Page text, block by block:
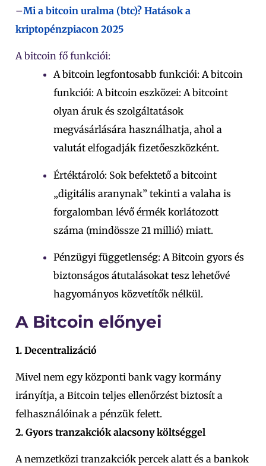
–Mi a bitcoin uralma (btc)? Hatások a
kriptopénzpiacon 2025
A bitcoin fő funkciói:
A bitcoin legfontosabb funkciói: A bitcoin
funkciói: A bitcoin eszközei: A bitcoint
olyan áruk és szolgáltatások
megvásárlására használhatja, ahol a
valutát elfogadják fizetőeszközként.
Értéktároló: Sok befektető a bitcoint
„digitális aranynak” tekinti a valaha is
forgalomban lévő érmék korlátozott
száma (mindössze 21 millió) miatt.
Pénzügyi függetlenség: A Bitcoin gyors és
biztonságos átutalásokat tesz lehetővé
hagyományos közvetítők nélkül.
A Bitcoin előnyei
1. Decentralizáció
Mivel nem egy központi bank vagy kormány
irányítja, a Bitcoin teljes ellenőrzést biztosít a
felhasználóinak a pénzük felett.
2. Gyors tranzakciók alacsony költséggel
A nemzetközi tranzakciók percek alatt és a bankok